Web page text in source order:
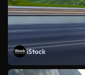
iStock